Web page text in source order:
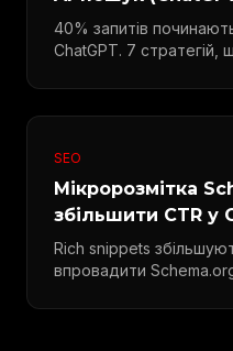
40% запитів
ChatGPT. 7
SEO
Мікророзмітка
збільшити CTR у
посилань
Rich snippets
впровадити